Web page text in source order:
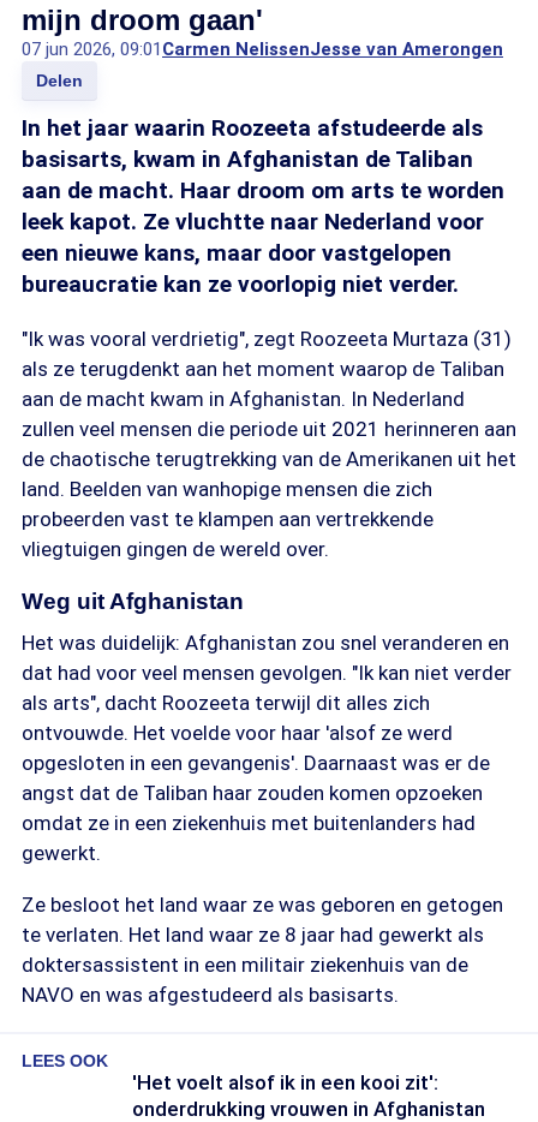
mijn droom gaan'
07 jun 2026, 09:01 Carmen NelissenJesse van Amerongen
Delen
In het jaar waarin Roozeeta afstudeerde als
basisarts, kwam in Afghanistan de Taliban
aan de macht. Haar droom om arts te worden
leek kapot. Ze vluchtte naar Nederland voor
een nieuwe kans, maar door vastgelopen
bureaucratie kan ze voorlopig niet verder.
"Ik was vooral verdrietig", zegt Roozeeta Murtaza (31)
als ze terugdenkt aan het moment waarop de Taliban
aan de macht kwam in Afghanistan. In Nederland
zullen veel mensen die periode uit 2021 herinneren aan
de chaotische terugtrekking van de Amerikanen uit het
land. Beelden van wanhopige mensen die zich
probeerden vast te klampen aan vertrekkende
vliegtuigen gingen de wereld over.
Weg uit Afghanistan
Het was duidelijk: Afghanistan zou snel veranderen en
dat had voor veel mensen gevolgen. "Ik kan niet verder
als arts", dacht Roozeeta terwijl dit alles zich
ontvouwde. Het voelde voor haar 'alsof ze werd
opgesloten in een gevangenis'. Daarnaast was er de
angst dat de Taliban haar zouden komen opzoeken
omdat ze in een ziekenhuis met buitenlanders had
gewerkt.
Ze besloot het land waar ze was geboren en getogen
te verlaten. Het land waar ze 8 jaar had gewerkt als
doktersassistent in een militair ziekenhuis van de
NAVO en was afgestudeerd als basisarts.
LEES OOK
'Het voelt alsof ik in een kooi zit':
onderdrukking vrouwen in Afghanistan